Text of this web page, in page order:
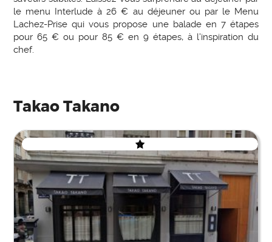
le menu Interlude à 26 € au déjeuner ou par le Menu
Lachez-Prise qui vous propose une balade en 7 étapes
pour 65 € ou pour 85 € en 9 étapes, à l’inspiration du
chef.
Takao Takano